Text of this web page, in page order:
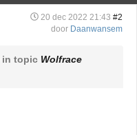
20 dec 2022 21:43 #2
door Daanwansem
in topic Wolfrace